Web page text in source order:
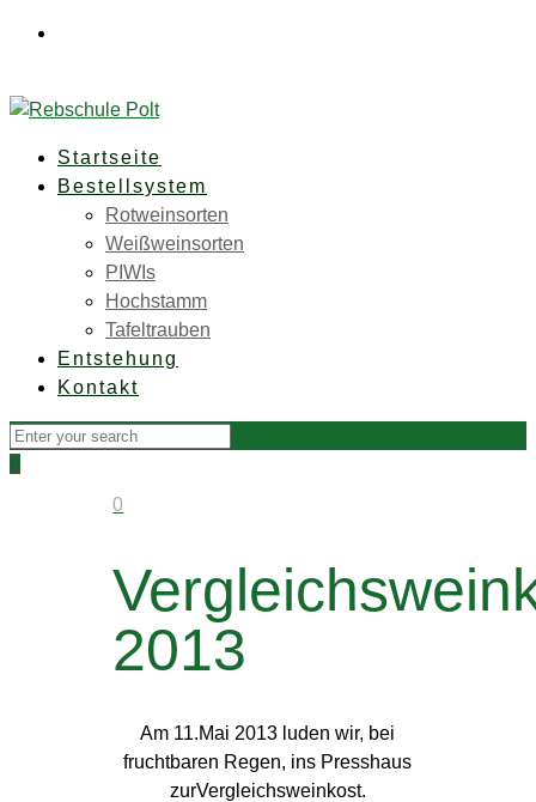
Startseite
Bestellsystem
Rotweinsorten
Weißweinsorten
PIWIs
Hochstamm
Tafeltrauben
Entstehung
Kontakt
0
0
2013
Am 11.Mai 2013 luden wir, bei
fruchtbaren Regen, ins Presshaus
zurVergleichsweinkost.